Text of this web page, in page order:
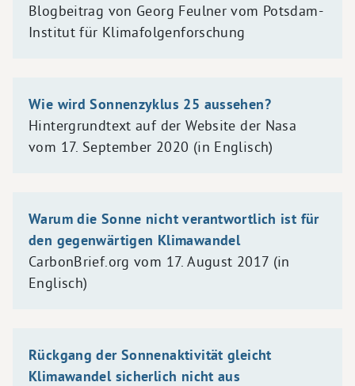
Blogbeitrag von Georg Feulner vom Potsdam-
Institut für Klimafolgenforschung
Wie wird Sonnenzyklus 25 aussehen?
Hintergrundtext auf der Website der Nasa
vom 17. September 2020 (in Englisch)
Warum die Sonne nicht verantwortlich ist für
den gegenwärtigen Klimawandel
CarbonBrief.org vom 17. August 2017 (in
Englisch)
Rückgang der Sonnenaktivität gleicht
Klimawandel sicherlich nicht aus